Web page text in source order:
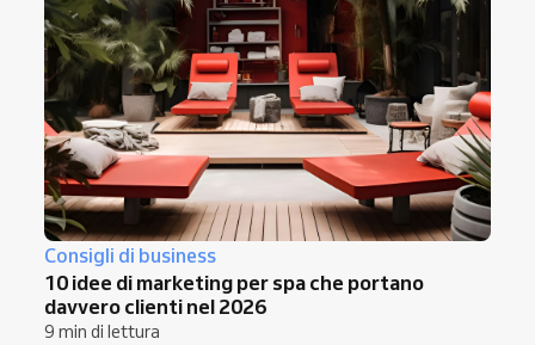
Consigli di business
10 idee di marketing per spa che portano
davvero clienti nel 2026
9 min di lettura